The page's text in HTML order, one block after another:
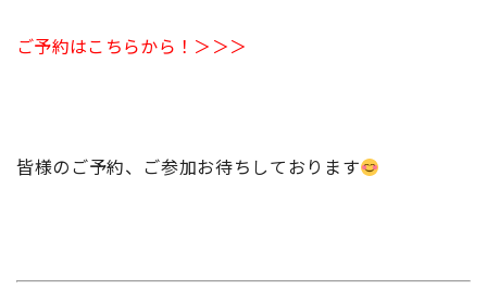
ご予約はこちらから！＞＞＞
皆様のご予約、ご参加お待ちしております